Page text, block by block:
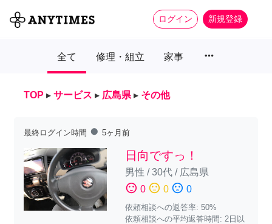
ログイン 新規登録
全て 修理・組立 家事 more_horiz
TOP ▸ サービス ▸ 広島県 ▸ その他
最終ログイン時間 fiber_manual_record 5ヶ月前
日向ですっ！
男性 /30代/ 広島県
sentiment_satisfied 0 sentiment_neutral 0 sentiment_dissatisfied 0
依頼相談への返答率: 50%
依頼相談への平均返答時間: 2日以